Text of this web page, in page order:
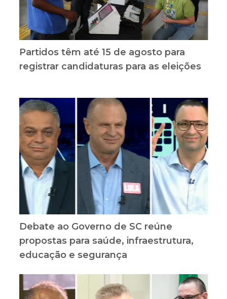
Partidos têm até 15 de agosto para
registrar candidaturas para as eleições
Debate ao Governo de SC reúne
propostas para saúde, infraestrutura,
educação e segurança